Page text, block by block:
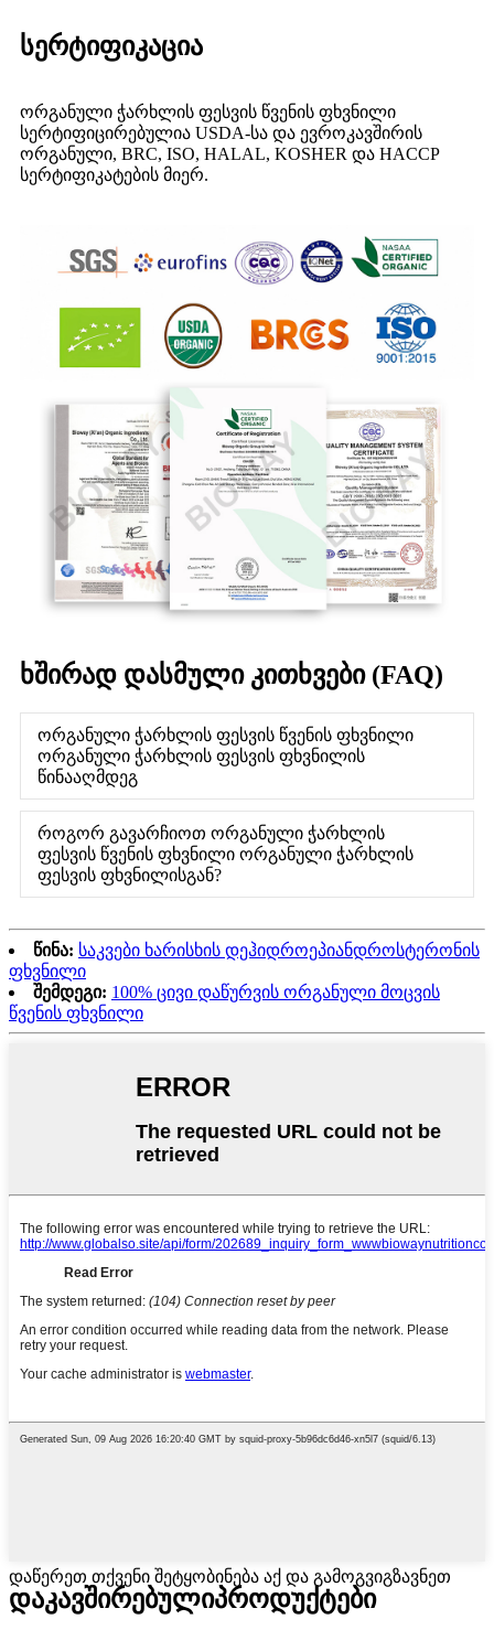
სერტიფიკაცია
ორგანული ჭარხლის ფესვის წვენის ფხვნილი
სერტიფიცირებულია USDA-სა და ევროკავშირის
ორგანული, BRC, ISO, HALAL, KOSHER და HACCP
სერტიფიკატების მიერ.
ხშირად დასმული კითხვები (FAQ)
ორგანული ჭარხლის ფესვის წვენის ფხვნილი
ორგანული ჭარხლის ფესვის ფხვნილის
წინააღმდეგ
როგორ გავარჩიოთ ორგანული ჭარხლის
ფესვის წვენის ფხვნილი ორგანული ჭარხლის
ფესვის ფხვნილისგან?
წინა: საკვები ხარისხის დეჰიდროეპიანდროსტერონის
ფხვნილი
შემდეგი: 100% ცივი დაწურვის ორგანული მოცვის
წვენის ფხვნილი
დაწერეთ თქვენი შეტყობინება აქ და გამოგვიგზავნეთ
დაკავშირებულიპროდუქტები